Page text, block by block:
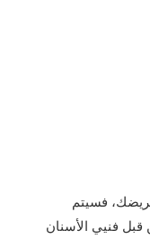
فسيتم
فنيي الأسنان